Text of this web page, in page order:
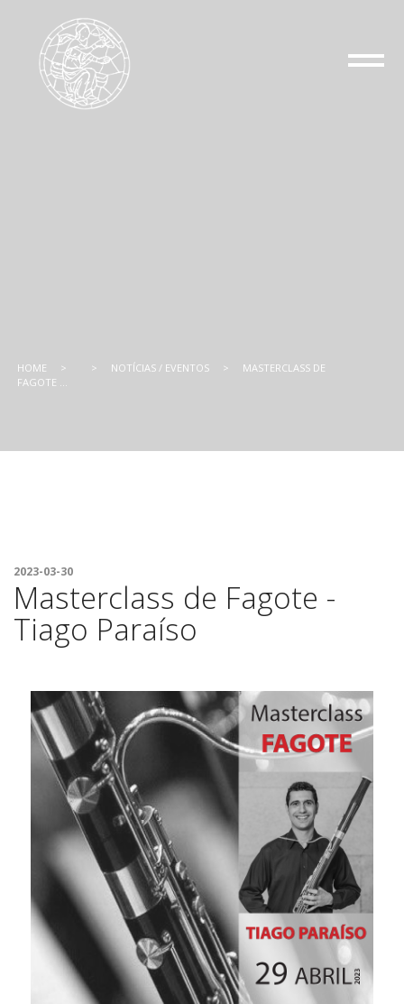
HOME > > NOTÍCIAS / EVENTOS > MASTERCLASS DE
FAGOTE ...
2023-03-30
Masterclass de Fagote -
Tiago Paraíso